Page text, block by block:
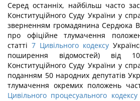
Серед останніх, найбільш часто
Конституційного Суду України у
зверненням громадянина Сердюка
про офіційне тлумачення
статті 7 Цивільного кодексу
поширення відомостей) від
Конституційного Суду України у
поданням 50 народних депутатів
тлумачення окремих положень
Цивільного процесуального кодексу